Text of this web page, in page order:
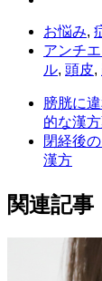
お悩み,
アンチ
ル, 頭皮,
膀胱に
的な漢
閉経後
漢方
関連記事